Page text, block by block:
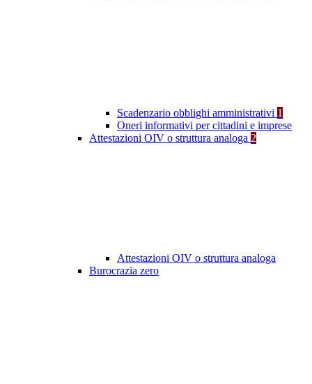
Scadenzario obblighi amministrativi 1
Oneri informativi per cittadini e imprese
Attestazioni OIV o struttura analoga 2
Attestazioni OIV o struttura analoga
Burocrazia zero